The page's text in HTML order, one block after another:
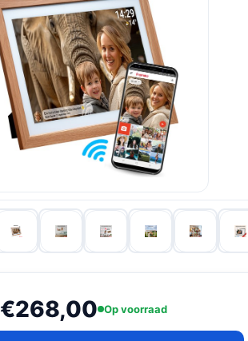
€268,00 Op voorraad